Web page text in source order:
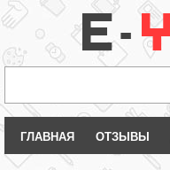
ГЛАВНАЯ ОТЗЫВЫ